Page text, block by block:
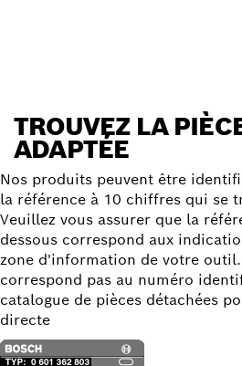
TROUVEZ LA
ADAPTÉE
Nos produits peuvent être
la référence à 10 chiffres qui se
Veuillez vous assurer que la
dessous correspond aux
zone d'information de votre
correspond pas au numéro
catalogue de pièces détachées
directe